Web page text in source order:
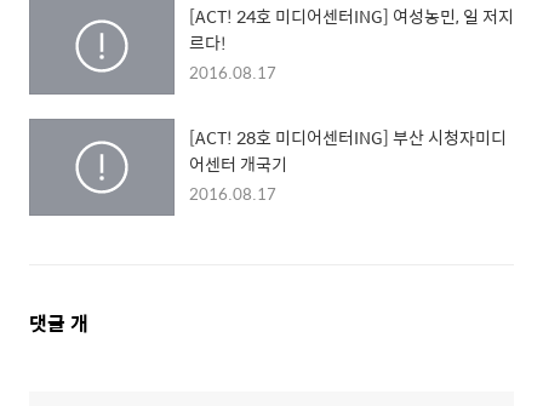
[ACT! 24호 미디어센터ING] 여성농민, 일 저지
르다!
2016.08.17
[ACT! 28호 미디어센터ING] 부산 시청자미디
어센터 개국기
2016.08.17
댓
댓글 개